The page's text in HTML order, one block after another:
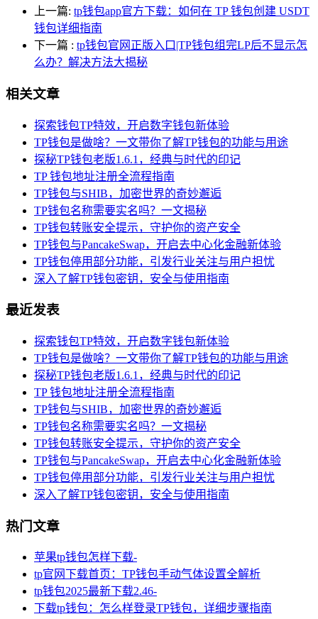
上一篇: tp钱包app官方下载：如何在 TP 钱包创建 USDT
钱包详细指南
下一篇 : tp钱包官网正版入口|TP钱包组完LP后不显示怎
么办？解决方法大揭秘
相关文章
探索钱包TP特效，开启数字钱包新体验
TP钱包是做啥？一文带你了解TP钱包的功能与用途
探秘TP钱包老版1.6.1，经典与时代的印记
TP 钱包地址注册全流程指南
TP钱包与SHIB，加密世界的奇妙邂逅
TP钱包名称需要实名吗？一文揭秘
TP钱包转账安全提示，守护你的资产安全
TP钱包与PancakeSwap，开启去中心化金融新体验
TP钱包停用部分功能，引发行业关注与用户担忧
深入了解TP钱包密钥，安全与使用指南
最近发表
探索钱包TP特效，开启数字钱包新体验
TP钱包是做啥？一文带你了解TP钱包的功能与用途
探秘TP钱包老版1.6.1，经典与时代的印记
TP 钱包地址注册全流程指南
TP钱包与SHIB，加密世界的奇妙邂逅
TP钱包名称需要实名吗？一文揭秘
TP钱包转账安全提示，守护你的资产安全
TP钱包与PancakeSwap，开启去中心化金融新体验
TP钱包停用部分功能，引发行业关注与用户担忧
深入了解TP钱包密钥，安全与使用指南
热门文章
苹果tp钱包怎样下载-
tp官网下载首页：TP钱包手动气体设置全解析
tp钱包2025最新下载2.46-
下载tp钱包：怎么样登录TP钱包，详细步骤指南